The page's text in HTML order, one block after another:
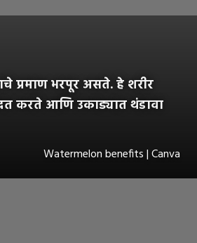
प्रमाण भरपूर असते. हे शरीर
करते आणि उकाड्यात थंडावा
Watermelon benefits | Canva